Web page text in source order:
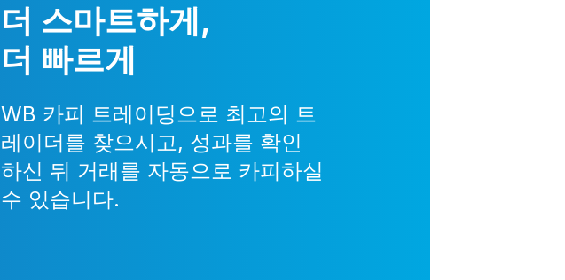
더 스마트하게,
더 빠르게
WB 카피 트레이딩으로 최고의 트
레이더를 찾으시고, 성과를 확인
하신 뒤 거래를 자동으로 카피하실
수 있습니다.